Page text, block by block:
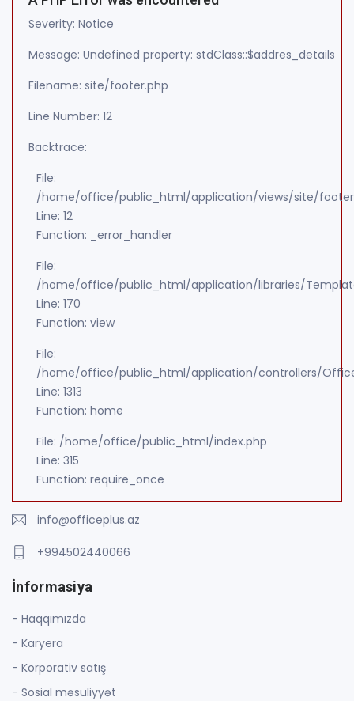
Severity: Notice
Message: Undefined property: stdClass::$addres_details
Filename: site/footer.php
Line Number: 12
Backtrace:
File:
/home/office/public_html/application/views/site/
Line: 12
Function: _error_handler
File:
/home/office/public_html/application/libraries/
Line: 170
Function: view
File:
/home/office/public_html/application/controllers/
Line: 1313
Function: home
File: /home/office/public_html/index.php
Line: 315
Function: require_once
info@officeplus.az
+994502440066
İnformasiya
- Haqqımızda
- Karyera
- Korporativ satış
- Sosial məsuliyyət